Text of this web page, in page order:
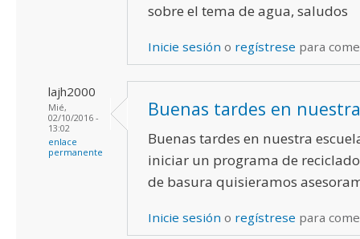
sobre el tema de agua, saludos
Inicie sesión o regístrese para
lajh2000
Mié,
02/10/2016 -
13:02
enlace
permanente
Buenas tardes en nuestra
Buenas tardes en nuestra
iniciar un programa de
de basura quisieramos
Inicie sesión o regístrese para